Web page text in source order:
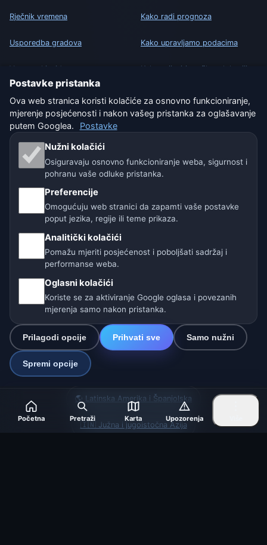
Rječnik vremena
Usporedba gradova
Vremenski widget
Kako radi prognoza
Kako upravljamo podacima
Kako prijaviti grešku u lokaciji
PRAVNO
Zaštita privatnosti
Kolačići
Uvjeti korištenja
Isključenje odgovornosti
Pomažemo životinjama
Postavke
Naše vremenske stranice:
🇭🇷 Hrvatska 🇧🇬 Bugarska
🇩🇪🇦🇹🇨🇭 Njemačka / Austrija / Švicarska
🌎 Latinska Amerika i Španjolska
🇮🇳 Južna i jugoistočna Azija
Početna Pretraži Karta Upozorenja
Postavke pristanka
Ova web stranica koristi kolačiće za osnovno funkcioniranje,
mjerenje posjećenosti i nakon vašeg pristanka za oglašavanje
putem Googlea.
Postavke
Nužni kolačići
Osiguravaju osnovno funkcioniranje weba, sigurnost i
pohranu vaše odluke pristanka.
Preferencije
Omogućuju web stranici da zapamti vaše postavke
poput jezika, regije ili teme prikaza.
Analitički kolačići
Pomažu mjeriti posjećenost i poboljšati sadržaj i
performanse weba.
Oglasni kolačići
Koriste se za aktiviranje Google oglasa i povezanih
mjerenja samo nakon pristanka.
Prilagodi opcije Prihvati sve Samo nužni
Spremi opcije